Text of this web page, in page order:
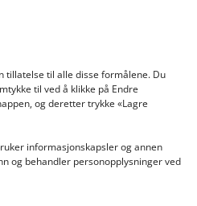
tillatelse til alle disse formålene. Du
til ved å klikke på Endre
og deretter trykke «Lagre
informasjonskapsler og annen
og behandler personopplysninger ved